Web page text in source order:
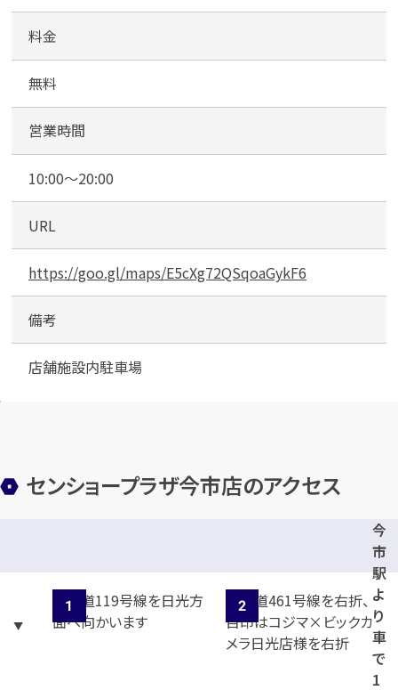
内
車
料金
無料
営業時間
10:00～20:00
URL
https://goo.gl/maps/E5cXg72QSqoaGykF6
備考
店舗施設内駐車場
センショープラザ今市店のアクセス
今
市
駅
よ
り
車
で
1